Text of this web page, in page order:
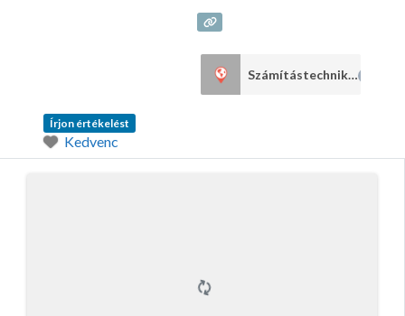
Számítástechnika
Írjon értékelést
Kedvenc